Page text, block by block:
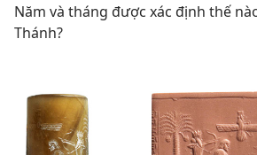
Năm và tháng được xác định thế
Thánh?